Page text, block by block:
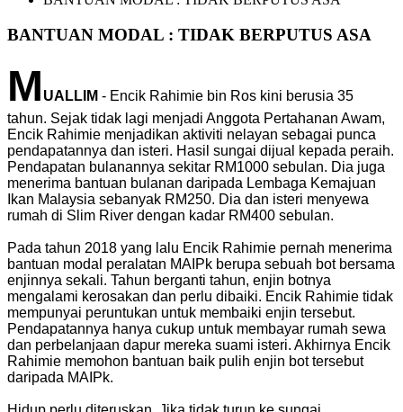
BANTUAN MODAL : TIDAK BERPUTUS ASA
M UALLIM - Encik Rahimie bin Ros kini berusia 35
tahun. Sejak tidak lagi menjadi Anggota Pertahanan Awam,
Encik Rahimie menjadikan aktiviti nelayan sebagai punca
pendapatannya dan isteri. Hasil sungai dijual kepada peraih.
Pendapatan bulanannya sekitar RM1000 sebulan. Dia juga
menerima bantuan bulanan daripada Lembaga Kemajuan
Ikan Malaysia sebanyak RM250. Dia dan isteri menyewa
rumah di Slim River dengan kadar RM400 sebulan.
Pada tahun 2018 yang lalu Encik Rahimie pernah menerima
bantuan modal peralatan MAIPk berupa sebuah bot bersama
enjinnya sekali. Tahun berganti tahun, enjin botnya
mengalami kerosakan dan perlu dibaiki. Encik Rahimie tidak
mempunyai peruntukan untuk membaiki enjin tersebut.
Pendapatannya hanya cukup untuk membayar rumah sewa
dan perbelanjaan dapur mereka suami isteri. Akhirnya Encik
Rahimie memohon bantuan baik pulih enjin bot tersebut
daripada MAIPk.